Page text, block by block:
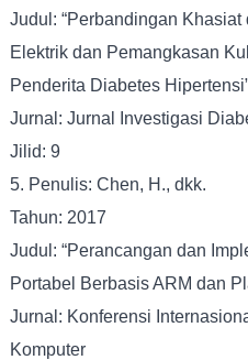
Judul: “Perbandingan
Elektrik dan Pemangkasan
Penderita Diabetes
Jurnal: Jurnal Investigasi
Jilid: 9
5. Penulis: Chen, H., dkk.
Tahun: 2017
Judul: “Perancangan dan
Portabel Berbasis ARM dan
Jurnal: Konferensi
Komputer